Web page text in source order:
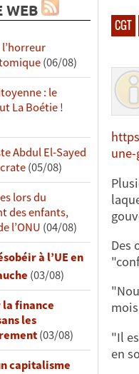
WEB
(06/08)
: le
La Boétie !
Abdul El-Sayed
(05/08)
lors du
des enfants,
l’ONU (04/08)
à l’UE en
(03/08)
la finance
les
(03/08)
capitalisme
CGT
Des
"Il
en